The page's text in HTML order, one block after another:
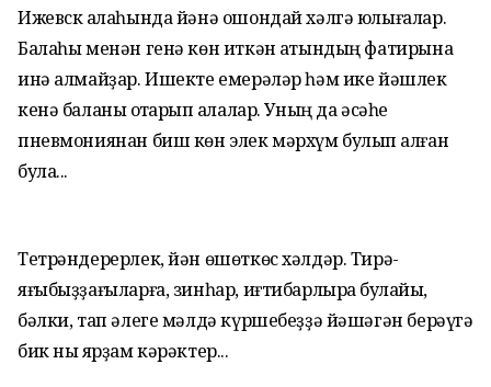
Ижевск ҡалаһында йәнә ошондай хәлгә юлығалар.
Балаһы менән генә көн иткән ҡатындың фатирына
инә алмайҙар. Ишекте емерәләр һәм ике йәшлек
кенә баланы ҡотҡарып ҡалалар. Уның да әсәһе
пневмониянан биш көн элек мәрхүм булып ҡалған
була...
Тетрәндерерлек, йән өшөткөс хәлдәр. Тирә-
яғыбыҙҙағыларға, зинһар, иғтибарлыраҡ булайыҡ,
бәлки, тап әлеге мәлдә күршебеҙҙә йәшәгән берәүгә
бик ныҡ ярҙам кәрәктер...